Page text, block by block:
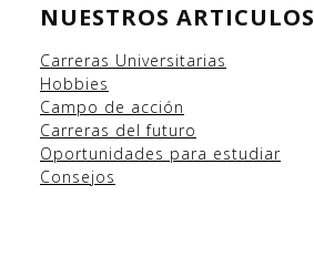
NUESTROS ARTICULOS
Carreras Universitarias
Hobbies
Campo de acción
Carreras del futuro
Oportunidades para estudiar
Consejos